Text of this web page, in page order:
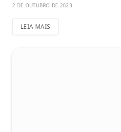
2 DE OUTUBRO DE 2023
LEIA MAIS